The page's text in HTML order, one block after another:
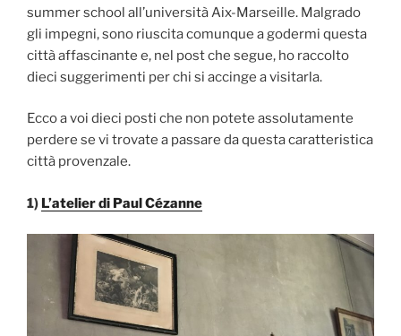
summer school all’università Aix-Marseille. Malgrado
gli impegni, sono riuscita comunque a godermi questa
città affascinante e, nel post che segue, ho raccolto
dieci suggerimenti per chi si accinge a visitarla.
Ecco a voi dieci posti che non potete assolutamente
perdere se vi trovate a passare da questa caratteristica
città provenzale.
1) L’atelier di Paul Cézanne